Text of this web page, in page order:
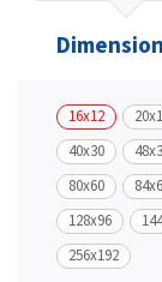
16x12
40x30
80x60
128x96
256x192